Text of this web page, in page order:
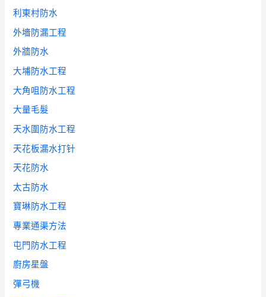
利東村防水
外墻防漏工程
外牆防水
大埔防水工程
大角咀防水工程
大量毛髮
天水圍防水工程
天花板漏水打针
天花防水
太古防水
寶琳防水工程
專業通渠方法
屯門防水工程
廚房星盤
彈弓機